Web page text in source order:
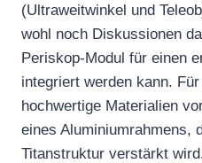
(Ultraweitwinkel und
wohl noch Diskussionen
Periskop-Modul für einen
integriert werden kann.
hochwertige Materialien
eines Aluminiumrahmens,
Titanstruktur verstärkt